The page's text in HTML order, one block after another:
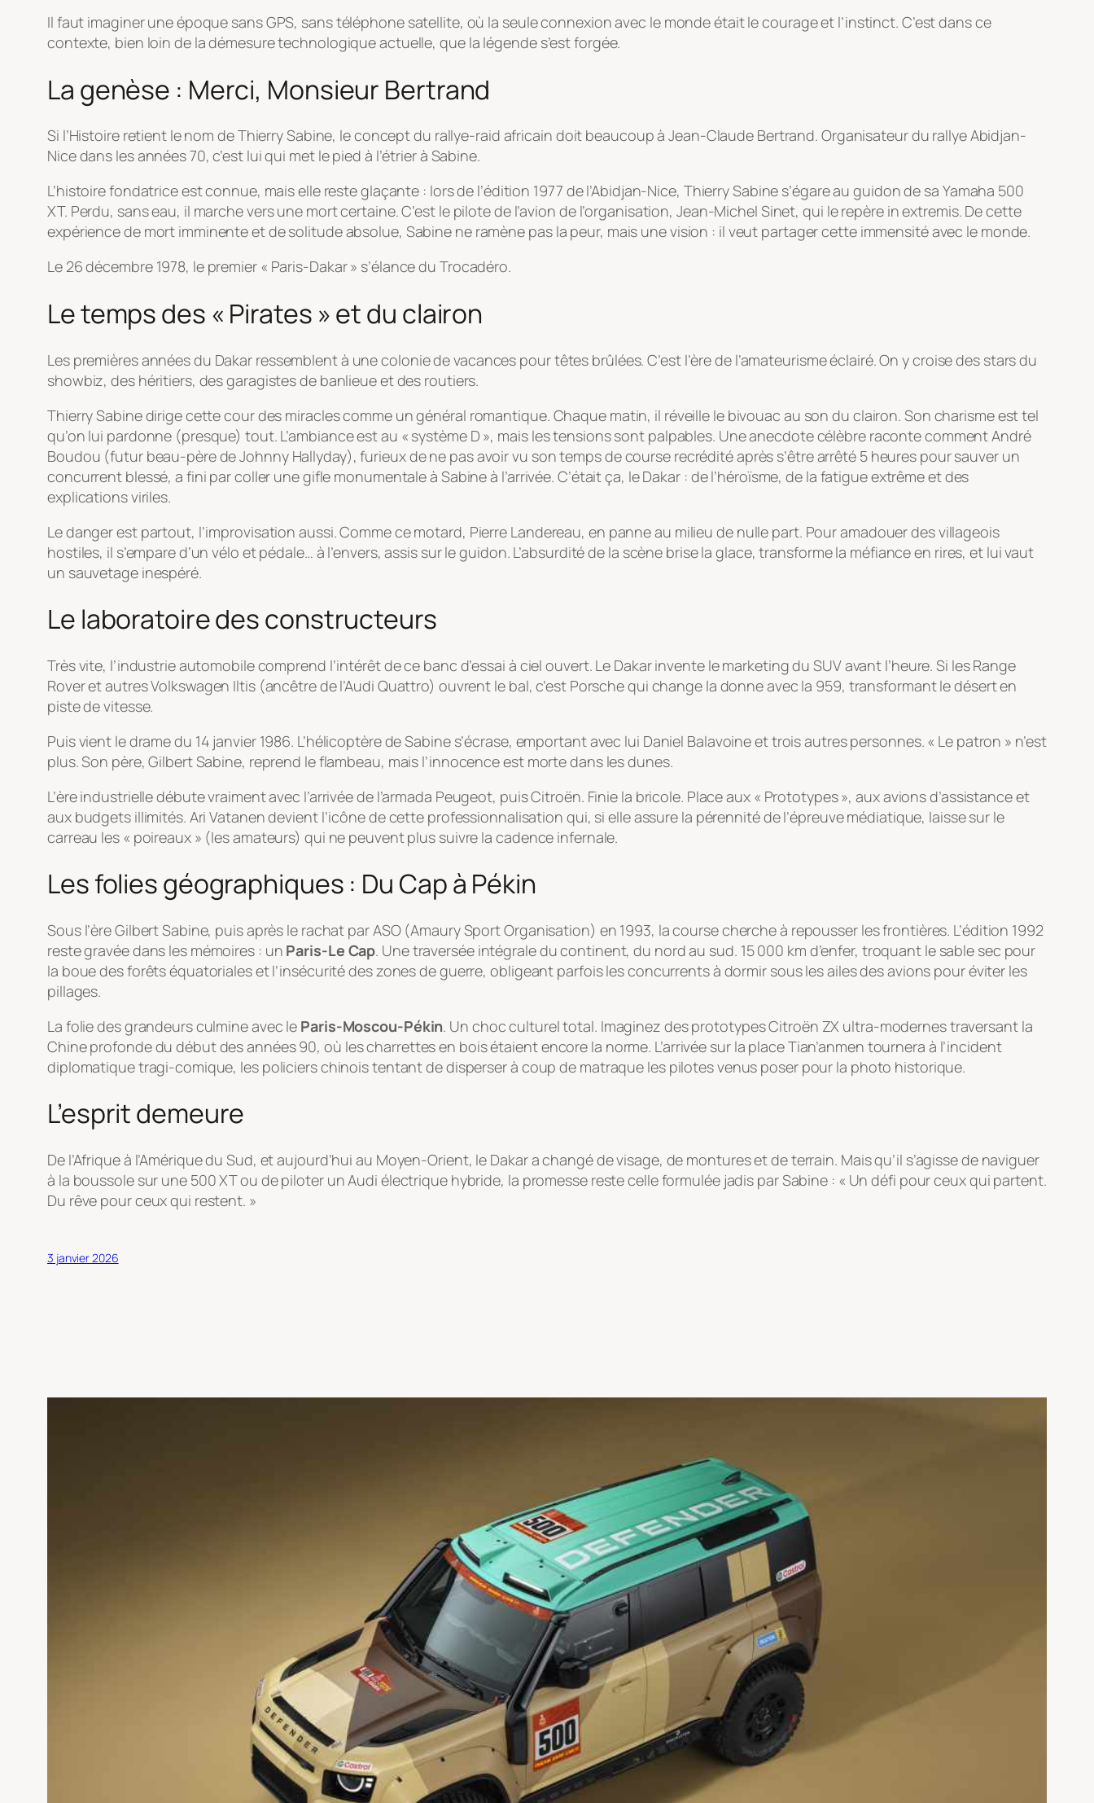
Il faut imaginer une époque sans GPS, sans téléphone satellite, où la seule connexion avec le monde était le courage et l’instinct. C’est dans ce
contexte, bien loin de la démesure technologique actuelle, que la légende s’est forgée.
La genèse : Merci, Monsieur Bertrand
Si l’Histoire retient le nom de Thierry Sabine, le concept du rallye-raid africain doit beaucoup à Jean-Claude Bertrand. Organisateur du rallye Abidjan-
Nice dans les années 70, c’est lui qui met le pied à l’étrier à Sabine.
L’histoire fondatrice est connue, mais elle reste glaçante : lors de l’édition 1977 de l’Abidjan-Nice, Thierry Sabine s’égare au guidon de sa Yamaha 500
XT. Perdu, sans eau, il marche vers une mort certaine. C’est le pilote de l’avion de l’organisation, Jean-Michel Sinet, qui le repère in extremis. De cette
expérience de mort imminente et de solitude absolue, Sabine ne ramène pas la peur, mais une vision : il veut partager cette immensité avec le monde.
Le 26 décembre 1978, le premier « Paris-Dakar » s’élance du Trocadéro.
Le temps des « Pirates » et du clairon
Les premières années du Dakar ressemblent à une colonie de vacances pour têtes brûlées. C’est l’ère de l’amateurisme éclairé. On y croise des stars du
showbiz, des héritiers, des garagistes de banlieue et des routiers.
Thierry Sabine dirige cette cour des miracles comme un général romantique. Chaque matin, il réveille le bivouac au son du clairon. Son charisme est tel
qu’on lui pardonne (presque) tout. L’ambiance est au « système D », mais les tensions sont palpables. Une anecdote célèbre raconte comment André
Boudou (futur beau-père de Johnny Hallyday), furieux de ne pas avoir vu son temps de course recrédité après s’être arrêté 5 heures pour sauver un
concurrent blessé, a fini par coller une gifle monumentale à Sabine à l’arrivée. C’était ça, le Dakar : de l’héroïsme, de la fatigue extrême et des
explications viriles.
Le danger est partout, l’improvisation aussi. Comme ce motard, Pierre Landereau, en panne au milieu de nulle part. Pour amadouer des villageois
hostiles, il s’empare d’un vélo et pédale… à l’envers, assis sur le guidon. L’absurdité de la scène brise la glace, transforme la méfiance en rires, et lui vaut
un sauvetage inespéré.
Le laboratoire des constructeurs
Très vite, l’industrie automobile comprend l’intérêt de ce banc d’essai à ciel ouvert. Le Dakar invente le marketing du SUV avant l’heure. Si les Range
Rover et autres Volkswagen Iltis (ancêtre de l’Audi Quattro) ouvrent le bal, c’est Porsche qui change la donne avec la 959, transformant le désert en
piste de vitesse.
Puis vient le drame du 14 janvier 1986. L’hélicoptère de Sabine s’écrase, emportant avec lui Daniel Balavoine et trois autres personnes. « Le patron » n’est
plus. Son père, Gilbert Sabine, reprend le flambeau, mais l’innocence est morte dans les dunes.
L’ère industrielle débute vraiment avec l’arrivée de l’armada Peugeot, puis Citroën. Finie la bricole. Place aux « Prototypes », aux avions d’assistance et
aux budgets illimités. Ari Vatanen devient l’icône de cette professionnalisation qui, si elle assure la pérennité de l’épreuve médiatique, laisse sur le
carreau les « poireaux » (les amateurs) qui ne peuvent plus suivre la cadence infernale.
Les folies géographiques : Du Cap à Pékin
Sous l’ère Gilbert Sabine, puis après le rachat par ASO (Amaury Sport Organisation) en 1993, la course cherche à repousser les frontières. L’édition 1992
reste gravée dans les mémoires : un Paris-Le Cap. Une traversée intégrale du continent, du nord au sud. 15 000 km d’enfer, troquant le sable sec pour
la boue des forêts équatoriales et l’insécurité des zones de guerre, obligeant parfois les concurrents à dormir sous les ailes des avions pour éviter les
pillages.
La folie des grandeurs culmine avec le Paris-Moscou-Pékin. Un choc culturel total. Imaginez des prototypes Citroën ZX ultra-modernes traversant la
Chine profonde du début des années 90, où les charrettes en bois étaient encore la norme. L’arrivée sur la place Tian’anmen tournera à l’incident
diplomatique tragi-comique, les policiers chinois tentant de disperser à coup de matraque les pilotes venus poser pour la photo historique.
L’esprit demeure
De l’Afrique à l’Amérique du Sud, et aujourd’hui au Moyen-Orient, le Dakar a changé de visage, de montures et de terrain. Mais qu’il s’agisse de naviguer
à la boussole sur une 500 XT ou de piloter un Audi électrique hybride, la promesse reste celle formulée jadis par Sabine : « Un défi pour ceux qui partent.
Du rêve pour ceux qui restent. »
3 janvier 2026